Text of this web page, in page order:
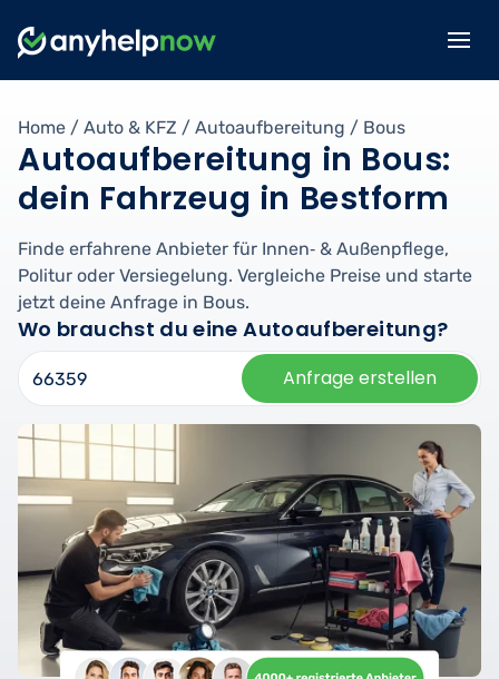
Home / Auto & KFZ / Autoaufbereitung / Bous
Autoaufbereitung in Bous:
dein Fahrzeug in Bestform
Finde erfahrene Anbieter für Innen‑ & Außenpflege,
Politur oder Versiegelung. Vergleiche Preise und starte
jetzt deine Anfrage in Bous.
Wo brauchst du eine Autoaufbereitung?
Anfrage erstellen